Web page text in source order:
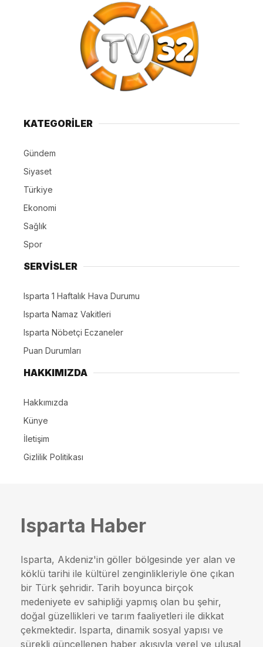
KATEGORİLER
Gündem
Siyaset
Türkiye
Ekonomi
Sağlık
Spor
SERVİSLER
Isparta 1 Haftalık Hava Durumu
Isparta Namaz Vakitleri
Isparta Nöbetçi Eczaneler
Puan Durumları
HAKKIMIZDA
Hakkımızda
Künye
İletişim
Gizlilik Politikası
Isparta Haber
Isparta, Akdeniz'in göller bölgesinde yer alan ve
köklü tarihi ile kültürel zenginlikleriyle öne çıkan
bir Türk şehridir. Tarih boyunca birçok
medeniyete ev sahipliği yapmış olan bu şehir,
doğal güzellikleri ve tarım faaliyetleri ile dikkat
çekmektedir. Isparta, dinamik sosyal yapısı ve
sürekli güncellenen haber akışıyla yerel ve ulusal